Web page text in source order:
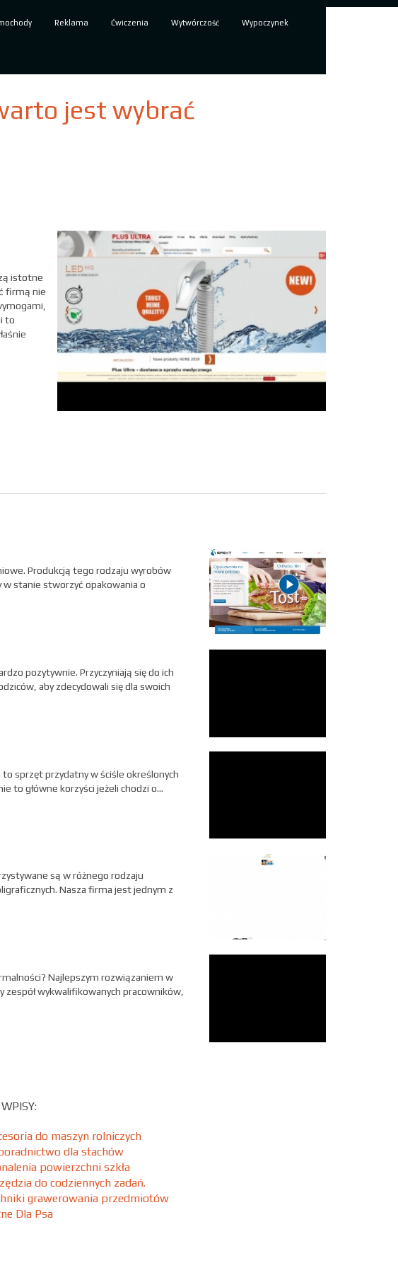
Reklama Ćwiczenia Wytwórczość Wypoczynek
jest wybrać
istotne
firmą nie
to
Produkcją tego rodzaju wyrobów
w stanie stworzyć opakowania o
pozytywnie. Przyczyniają się do ich
aby zdecydowali się dla swoich
to sprzęt przydatny w ściśle określonych
to główne korzyści jeżeli chodzi o...
są w różnego rodzaju
Nasza firma jest jednym z
Najlepszym rozwiązaniem w
wykwalifikowanych pracowników,
do maszyn rolniczych
dla stachów
powierzchni szkła
do codziennych zadań.
grawerowania przedmiotów
Dla Psa